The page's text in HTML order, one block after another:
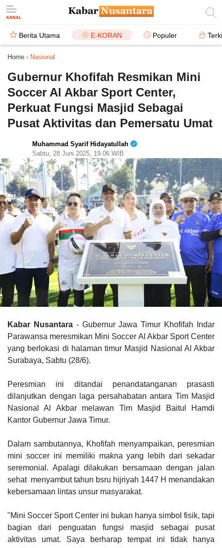
Berita Utama E-KORAN Populer
Home › Nasional
Gubernur Khofifah Resmikan Mini
Soccer Al Akbar Sport Center,
Perkuat Fungsi Masjid Sebagai
Pusat Aktivitas dan Pemersatu Umat
Muhammad Syarif Hidayatullah
Sabtu, 28 Juni 2025, 19.06 WIB
Kabar Nusantara- Gubernur Jawa Timur Khofifah Indar
Parawansa meresmikan Mini Soccer Al Akbar Sport Center
yang berlokasi di halaman timur Masjid Nasional Al Akbar
Surabaya, Sabtu (28/6).
Peresmian ini ditandai penandatanganan prasasti
dilanjutkan dengan laga persahabatan antara Tim Masjid
Nasional Al Akbar melawan Tim Masjid Baitul Hamdi
Kantor Gubernur Jawa Timur.
Dalam sambutannya, Khofifah menyampaikan, peresmian
mini soccer ini memiliki makna yang lebih dari sekadar
seremonial. Apalagi dilakukan bersamaan dengan jalan
sehat menyambut tahun bsru hijriyah 1447 H menandakan
kebersamaan lintas unsur masyarakat.
"Mini Soccer Sport Center ini bukan hanya simbol fisik, tapi
bagian dari penguatan fungsi masjid sebagai pusat
aktivitas umat. Saya berharap tempat ini tidak hanya